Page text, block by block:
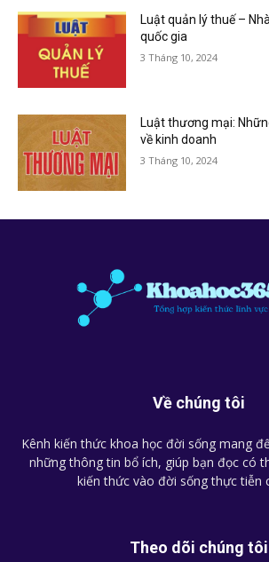
Luật quản lý thuế –
quốc gia
3 Tháng 10, 2024
Luật thương mại:
về kinh doanh
3 Tháng 10, 2024
Về chúng tôi
Kênh kiến thức khoa học đời sống mang
những thông tin bổ ích, giúp bạn đọc có
kiến thức vào đời sống thực tiễn
Theo dõi chúng tôi